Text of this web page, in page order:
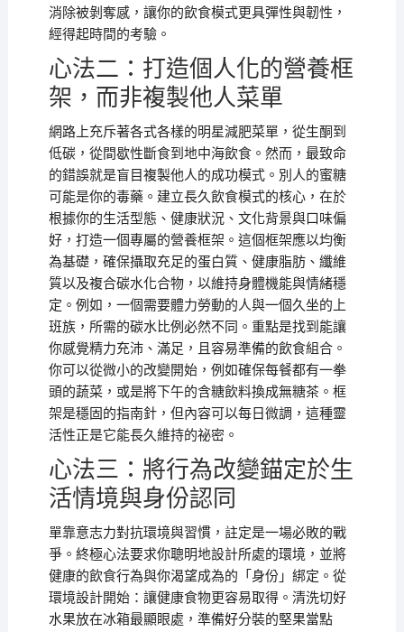
消除被剝奪感，讓你的飲食模式更具彈性與韌性，
經得起時間的考驗。
心法二：打造個人化的營養框
架，而非複製他人菜單
網路上充斥著各式各樣的明星減肥菜單，從生酮到
低碳，從間歇性斷食到地中海飲食。然而，最致命
的錯誤就是盲目複製他人的成功模式。別人的蜜糖
可能是你的毒藥。建立長久飲食模式的核心，在於
根據你的生活型態、健康狀況、文化背景與口味偏
好，打造一個專屬的營養框架。這個框架應以均衡
為基礎，確保攝取充足的蛋白質、健康脂肪、纖維
質以及複合碳水化合物，以維持身體機能與情緒穩
定。例如，一個需要體力勞動的人與一個久坐的上
班族，所需的碳水比例必然不同。重點是找到能讓
你感覺精力充沛、滿足，且容易準備的飲食組合。
你可以從微小的改變開始，例如確保每餐都有一拳
頭的蔬菜，或是將下午的含糖飲料換成無糖茶。框
架是穩固的指南針，但內容可以每日微調，這種靈
活性正是它能長久維持的祕密。
心法三：將行為改變錨定於生
活情境與身份認同
單靠意志力對抗環境與習慣，註定是一場必敗的戰
爭。終極心法要求你聰明地設計所處的環境，並將
健康的飲食行為與你渴望成為的「身份」綁定。從
環境設計開始：讓健康食物更容易取得。清洗切好
水果放在冰箱最顯眼處，準備好分裝的堅果當點